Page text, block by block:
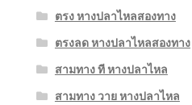
ตรง หางปลาไหลสองทาง
ตรงลด หางปลาไหลสองทาง
สามทาง ที หางปลาไหล
สามทาง วาย หางปลาไหล